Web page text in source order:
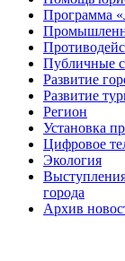
Программа
Публичные
Развитие
Развитие
Регион
Установка
Цифровое
Экология
города
Архив